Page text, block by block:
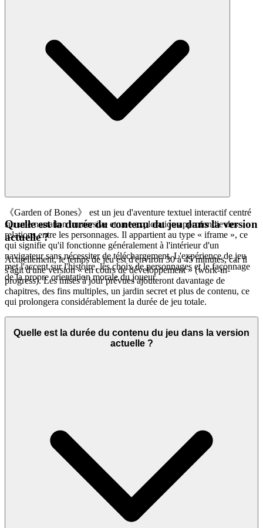
《Garden of Bones》 est un jeu d'aventure textuel interactif centré
sur une narration immersive et une exploration approfondie des
relations entre les personnages. Il appartient au type « iframe », ce
qui signifie qu'il fonctionne généralement à l'intérieur d'un
navigateur sans nécessiter de téléchargement. L'expérience de jeu
met l'accent sur l'histoire, les choix de personnages et le façonnage
de la propre orientation morale du joueur.
Quelle est la durée du contenu du jeu dans la version
actuelle ?
Actuellement, le temps de jeu est d'environ 30 à 45 minutes, car il
s'agit d'une version « en cours de développement » (work-in-
progress). Les mises à jour prévues ajouteront davantage de
chapitres, des fins multiples, un jardin secret et plus de contenu, ce
qui prolongera considérablement la durée de jeu totale.
Quelle est la durée du contenu du jeu dans la version
actuelle ?